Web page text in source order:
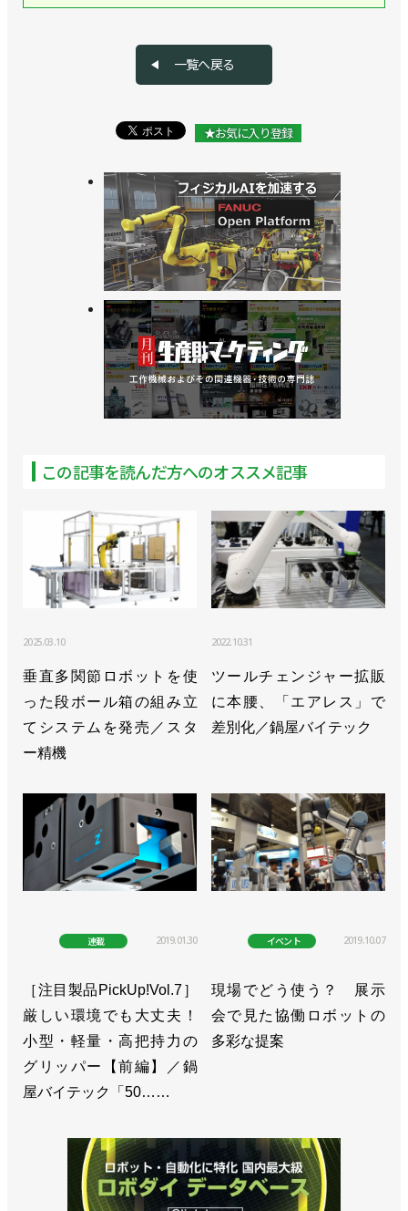
>>[ショールーム探訪 vol.36]体験を何より重視／オ
リエンタルモーター「Robot Lab」
>>自作のAGVやAMRに組み込めるコントローラー
を発売／オリエンタルモーター
>>教育用の卓上ロボットを発売／オリエンタルモー
>>小型ロボットのラインアップに３軸直交ロボット
を追加／オリエンタルモーター
>>ロボットの内製化を提案！ ４年ぶりにプライベー
ト展示会開催／オリエンタルモーター
>>愛知で４年ぶりにフェア開催、自作ロボットなど
展示／オリエンタルモーター
要向け【後編】／オリエンタルモーター「αSTEP
>>［注目製品PickUp!vol.22］自作など新たなロボ需
要狙う【前編】／オリエンタルモーター「αSTEP
AZシリーズ」
一覧へ戻る
★お気に入り登録
この記事を読んだ方へのオススメ記事
2025.03.10
垂直多関節ロボットを使
った段ボール箱の組み立
てシステムを発売／スタ
ー精機
2022.10.31
ツールチェンジャー拡販
に本腰、「エアレス」で
差別化／鍋屋バイテック
連載 2019.01.30
［注目製品PickUp!Vol.7］
厳しい環境でも大丈夫！
小型・軽量・高把持力の
グリッパー【前編】／鍋
屋バイテック「50……
イベント 2019.10.07
現場でどう使う？ 展示
会で見た協働ロボットの
多彩な提案